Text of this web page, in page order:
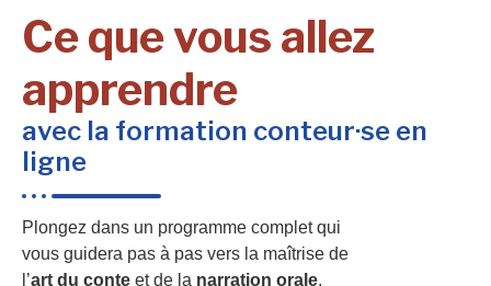
Ce que vous allez
apprendre
avec la formation conteur·se en
ligne
Plongez dans un programme complet qui
vous guidera pas à pas vers la maîtrise de
l’art du conte et de la narration orale.